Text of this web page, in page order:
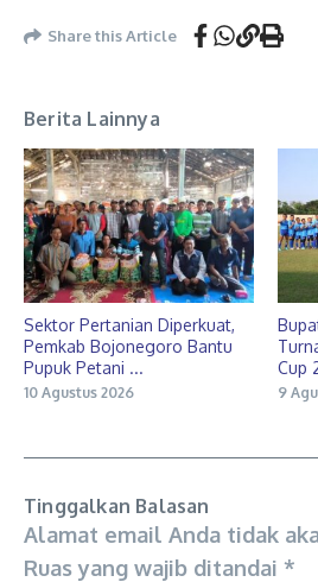
Share this Article
Berita Lainnya
Sektor Pertanian Diperkuat,
Pemkab Bojonegoro Bantu
Pupuk Petani ...
10 Agustus 2026
Cup
9
Tinggalkan Balasan
Alamat email Anda tidak
Ruas yang wajib ditandai *